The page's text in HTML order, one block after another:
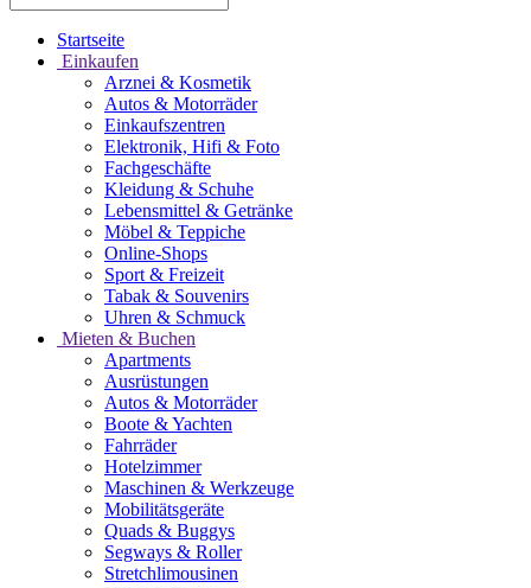
Startseite
Einkaufen
Arznei & Kosmetik
Autos & Motorräder
Einkaufszentren
Elektronik, Hifi & Foto
Fachgeschäfte
Kleidung & Schuhe
Lebensmittel & Getränke
Möbel & Teppiche
Online-Shops
Sport & Freizeit
Tabak & Souvenirs
Uhren & Schmuck
Mieten & Buchen
Apartments
Ausrüstungen
Autos & Motorräder
Boote & Yachten
Fahrräder
Hotelzimmer
Maschinen & Werkzeuge
Mobilitätsgeräte
Quads & Buggys
Segways & Roller
Stretchlimousinen